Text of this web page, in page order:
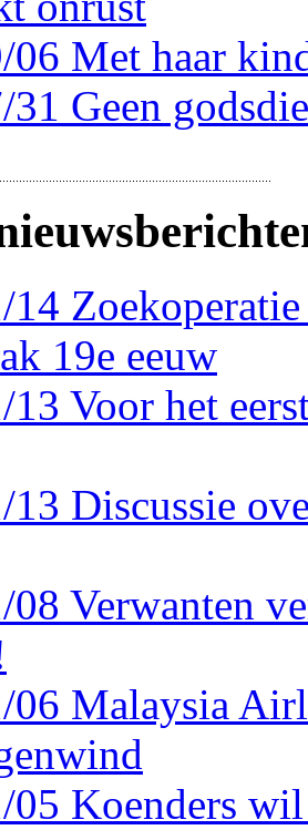
06 Met haar
31 Geen
14
19e eeuw
13 Voor het
13 Discussie
Verwanten
06 Malaysia
05 Koenders